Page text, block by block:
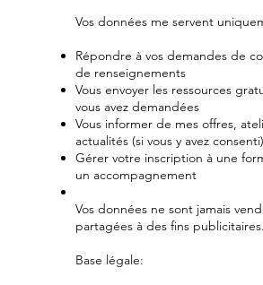
Vos données me servent
Répondre à vos demandes de
de renseignements
Vous envoyer les ressources
vous avez demandées
Vous informer de mes offres,
actualités (si vous y avez consenti)
Gérer votre inscription à une
un accompagnement
Vos données ne sont jamais
partagées à des fins publicitaires.
Base légale: